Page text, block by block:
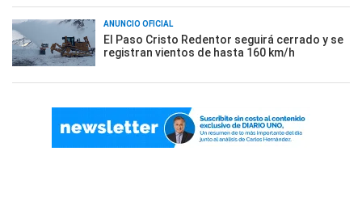
ANUNCIO OFICIAL
El Paso Cristo Redentor seguirá cerrado y se
registran vientos de hasta 160 km/h